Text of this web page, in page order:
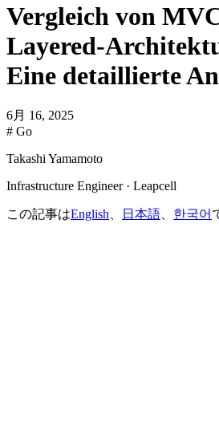
Vergleich von
Layered-
Eine detaillierte
6月 16, 2025
# Go
Takashi Yamamoto
Infrastructure Engineer · Leapcell
この記事はEnglish 日本語 한국어